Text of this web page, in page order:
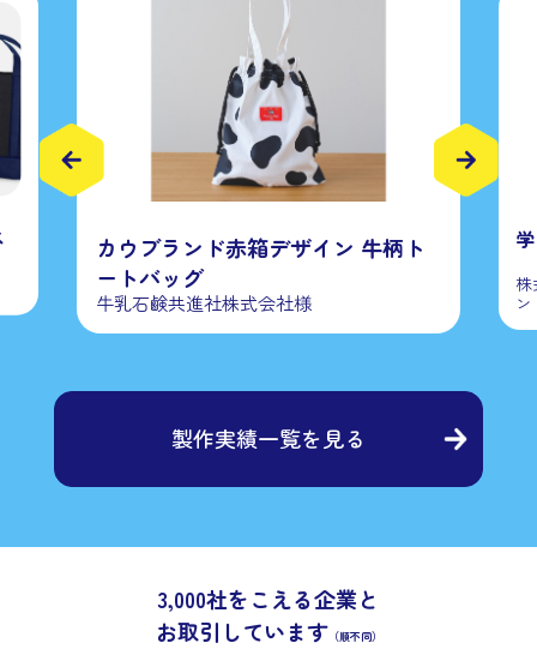
カウブランド赤箱デザイン 牛柄ト
ートバッグ
牛乳石鹸共進社株式会社様
株
製作実績一覧を見る
3,000社をこえる企業と
お取引しています （順不同）